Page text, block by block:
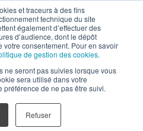
et traceurs à des fins
technique du site
également d’effectuer des
d’audience, dont le dépôt
consentement. Pour en savoir
de gestion des cookies.
ne seront pas suivies lorsque vous
sera utilisé dans votre
de ne pas être suivi.
Refuser